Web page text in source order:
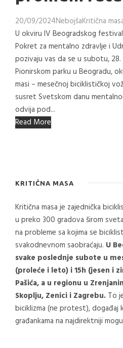
20/09/2024NebojšaKritična
U okviru IV Beogradskog
Pokret za mentalno zdravlje i
pozivaju vas da se u subotu, 28.
Pionirskom parku u Beogradu,
masi – mesečnoj biciklističkoj
susret Svetskom danu
odvija pod...
Read More
KRITIČNA MASA
Kritična masa je zajednička
u preko 300 gradova širom
na probleme sa kojima se
svakodnevnom saobraćaju. U
svake poslednje subote u
(proleće i leto) i 15h (jesen i
Pašića, a u regionu u
Skoplju, Zenici i Zagrebu. To
biciklizma (ne protest), događaj
građankama na najdirektniji